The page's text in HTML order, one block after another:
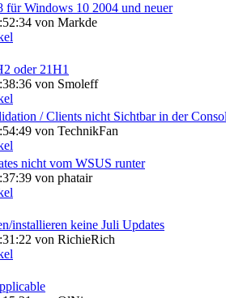
für Windows 10 2004 und neuer
von Markde
oder 21H1
von Smoleff
/ Clients nicht Sichtbar in der Consol
von TechnikFan
nicht vom WSUS runter
von phatair
installieren keine Juli Updates
von RichieRich